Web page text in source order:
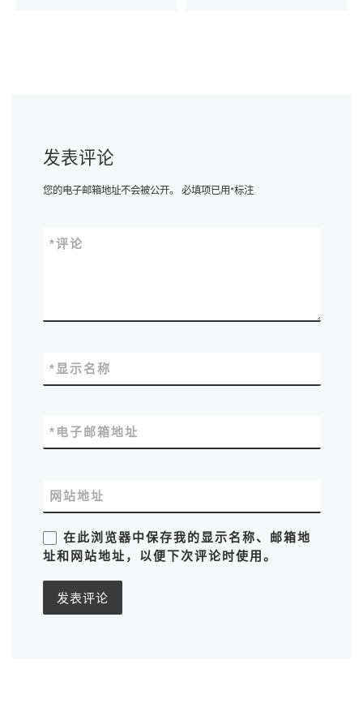
发表评论
您的电子邮箱地址不会被公开。 必填项已用*标注
评论
*
显示名称
*
电子邮箱地址
*
网站地址
在此浏览器中保存我的显示名称、邮箱地
址和网站地址，以便下次评论时使用。